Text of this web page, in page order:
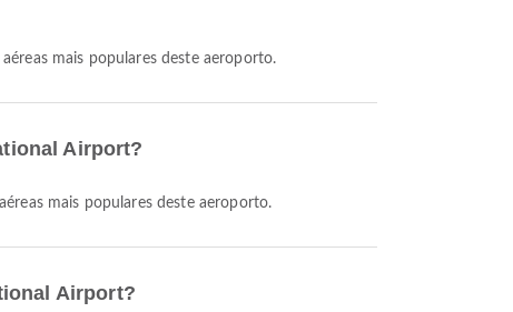
mais populares deste aeroporto.
Airport?
mais populares deste aeroporto.
Airport?